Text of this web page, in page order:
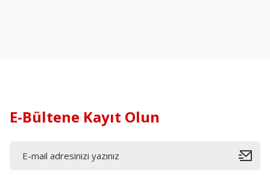
E-Bültene Kayıt Olun